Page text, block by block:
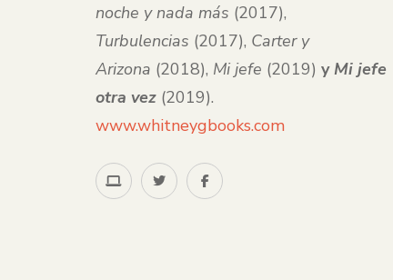
noche y nada más (2017),
Turbulencias (2017), Carter y
Arizona (2018), Mi jefe (2019) yMi jefe
otra vez (2019).
www.whitneygbooks.com